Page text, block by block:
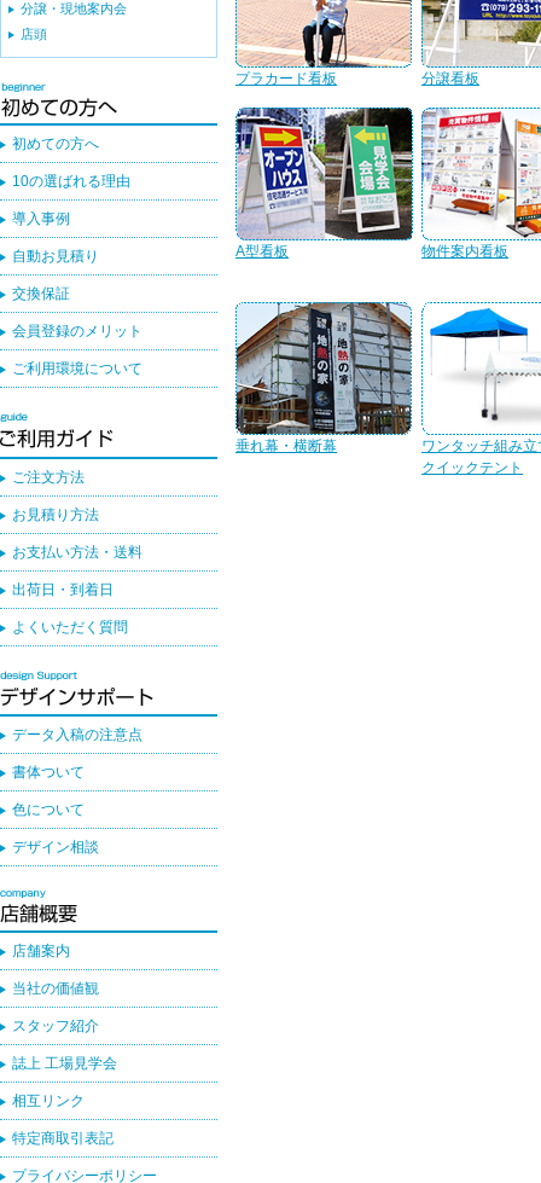
プラカード看板 分譲看板
A型看板 物件案内看板
垂れ幕・横断幕
ワンタッチ組み
クイックテント
分譲・現地案内会
店頭
初めての方へ
10の選ばれる理由
導入事例
自動お見積り
交換保証
会員登録のメリット
ご利用環境について
ご注文方法
お見積り方法
お支払い方法・送料
出荷日・到着日
よくいただく質問
データ入稿の注意点
書体ついて
色について
デザイン相談
店舗案内
当社の価値観
スタッフ紹介
誌上 工場見学会
相互リンク
特定商取引表記
プライバシーポリシー